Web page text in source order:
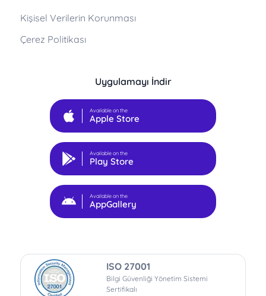
Kişisel Verilerin Korunması
Çerez Politikası
Uygulamayı İndir
Available on the
Apple Store
Available on the
Play Store
Available on the
AppGallery
ISO 27001
Bilgi Güvenliği Yönetim Sistemi
Sertifikalı